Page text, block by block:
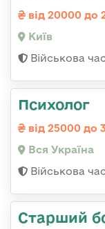
від 20000 до
Київ
Військова
Психолог
від 25000 до
Вся Україна
Військова
Старший